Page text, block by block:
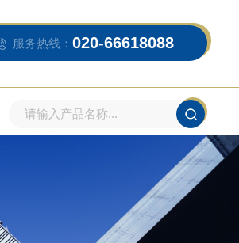
服务热线： 020-66618088